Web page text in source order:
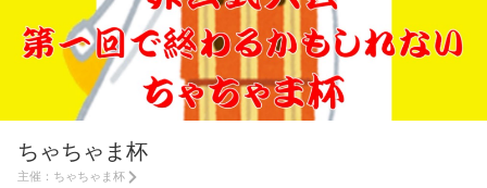
ちゃちゃま杯
主催： ちゃちゃま杯